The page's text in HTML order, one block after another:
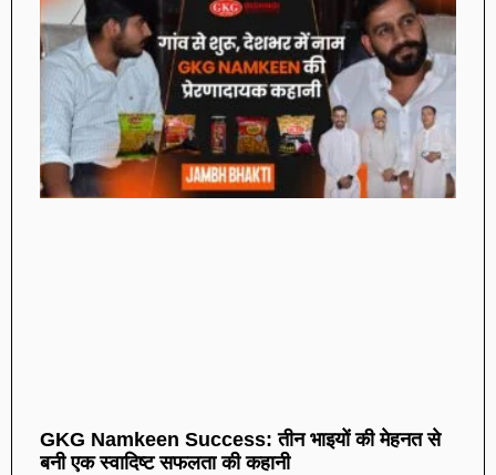
GKG Namkeen Success: तीन भाइयों की मेहनत से
बनी एक स्वादिष्ट सफलता की कहानी